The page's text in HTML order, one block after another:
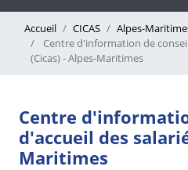
Accueil CICAS Alpes-
Centre d'information de
(Cicas) - Alpes-Maritimes
Centre
d'accueil des
Maritimes